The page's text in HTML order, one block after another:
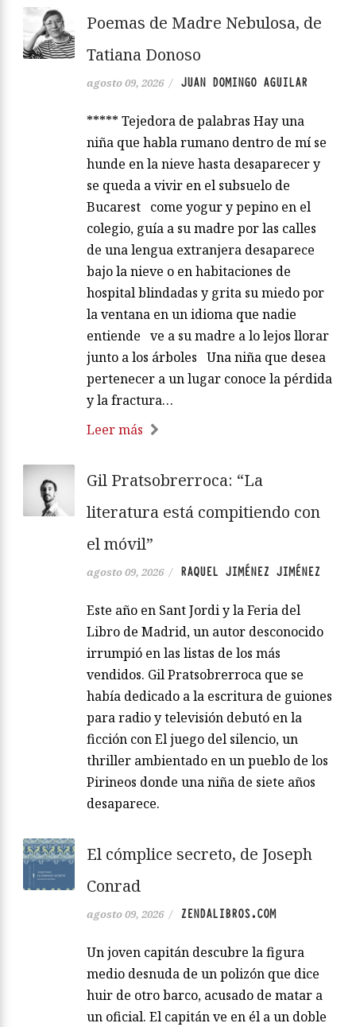
Poemas de Madre Nebulosa, de
Tatiana Donoso
agosto 09, 2026 / JUAN DOMINGO AGUILAR
***** Tejedora de palabras Hay una
niña que habla rumano dentro de mí se
hunde en la nieve hasta desaparecer y
se queda a vivir en el subsuelo de
Bucarest come yogur y pepino en el
colegio, guía a su madre por las calles
de una lengua extranjera desaparece
bajo la nieve o en habitaciones de
hospital blindadas y grita su miedo por
la ventana en un idioma que nadie
entiende ve a su madre a lo lejos llorar
junto a los árboles Una niña que desea
pertenecer a un lugar conoce la pérdida
y la fractura…
Leer más
Gil Pratsobrerroca: “La
literatura está compitiendo con
el móvil”
agosto 09, 2026 / RAQUEL JIMÉNEZ JIMÉNEZ
Este año en Sant Jordi y la Feria del
Libro de Madrid, un autor desconocido
irrumpió en las listas de los más
vendidos. Gil Pratsobrerroca que se
había dedicado a la escritura de guiones
para radio y televisión debutó en la
ficción con El juego del silencio, un
thriller ambientado en un pueblo de los
Pirineos donde una niña de siete años
desaparece.
El cómplice secreto, de Joseph
Conrad
agosto 09, 2026 / ZENDALIBROS.COM
Un joven capitán descubre la figura
medio desnuda de un polizón que dice
huir de otro barco, acusado de matar a
un oficial. El capitán ve en él a un doble